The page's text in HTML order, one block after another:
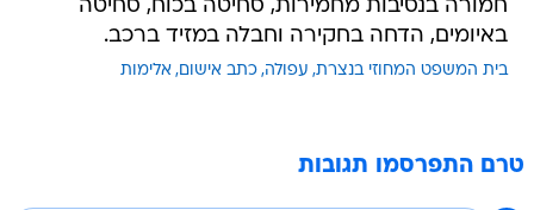
חמורה בנסיבות מחמירות, סחיטה בכוח, סחיטה
באיומים, הדחה בחקירה וחבלה במזיד ברכב.
בית המשפט המחוזי בנצרת עפולה כתב אישום אלימות
טרם התפרסמו תגובות